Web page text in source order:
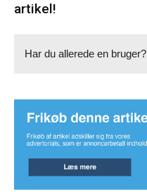
artikel!
Har du allerede en bruger?